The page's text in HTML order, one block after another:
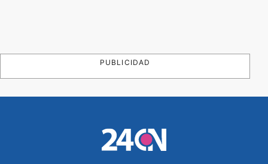
PUBLICIDAD